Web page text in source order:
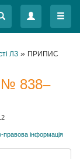
Меню
Меню
ЛЗ » ПРИПИС
№ 838–
інформація